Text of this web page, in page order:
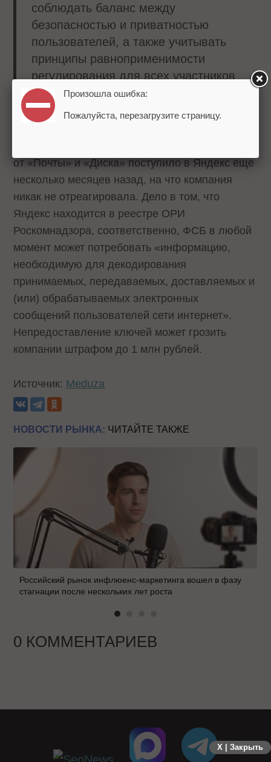
соблюдать баланс между
безопасностью и приватностью
пользователей, а также учитывать
принципы равноприменимости
регулирования для всех участников
рынка, – прокомментировали ситуацию
в пресс-службе Яндекса.
от «Почты» и «Диска» поступило в Яндекс еще
несколько месяцев назад, на что компания
никак не отреагировала. Дело в том, что
Яндекс находится в реестре ОРИ
Роскомнадзора, соответственно, ФСБ в любой
момент может потребовать «информацию,
необходимую для декодирования
принимаемых, передаваемых, доставляемых и
(или) обрабатываемых электронных
сообщений пользователей сети интернет».
Непредоставление ключей может грозить
компании штрафом до 1 млн рублей.
Источник: Meduza
НОВОСТИ РЫНКА: ЧИТАЙТЕ ТАКЖЕ
Российский рынок инфлюенс-маркетинга вошел в фазу
стагнации после нескольких лет роста
0 КОММЕНТАРИЕВ
X | Закрыть
Произошла ошибка:
Пожалуйста, перезагрузите страницу.